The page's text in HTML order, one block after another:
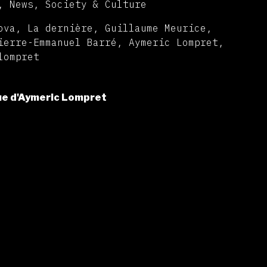
News, Society & Culture
La dernière, Guillaume Meurice,
Emmanuel Barré, Aymeric Lompret,
d'Aymeric Lompret